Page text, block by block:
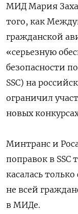
МИД Мария
того, как
гражданской
«серьезную
безопасности
SSC) на
ограничил
новых
Минтранс и
поправок в SSC
касалась
не всей
в МИДе.